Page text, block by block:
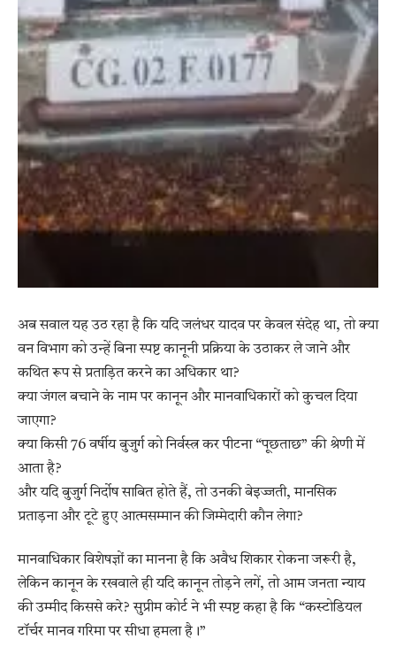
अब सवाल यह उठ रहा है कि यदि जलंधर यादव पर केवल संदेह था, तो क्या
वन विभाग को उन्हें बिना स्पष्ट कानूनी प्रक्रिया के उठाकर ले जाने और
कथित रूप से प्रताड़ित करने का अधिकार था?
क्या जंगल बचाने के नाम पर कानून और मानवाधिकारों को कुचल दिया
जाएगा?
क्या किसी 76 वर्षीय बुजुर्ग को निर्वस्त्र कर पीटना “पूछताछ” की श्रेणी में
आता है?
और यदि बुजुर्ग निर्दोष साबित होते हैं, तो उनकी बेइज्जती, मानसिक
प्रताड़ना और टूटे हुए आत्मसम्मान की जिम्मेदारी कौन लेगा?
मानवाधिकार विशेषज्ञों का मानना है कि अवैध शिकार रोकना जरूरी है,
लेकिन कानून के रखवाले ही यदि कानून तोड़ने लगें, तो आम जनता न्याय
की उम्मीद किससे करे? सुप्रीम कोर्ट ने भी स्पष्ट कहा है कि “कस्टोडियल
टॉर्चर मानव गरिमा पर सीधा हमला है।”